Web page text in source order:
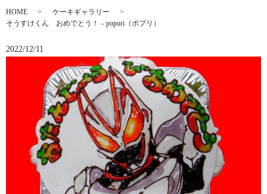
HOME
ケーキギャラリー
そうすけくん おめでとう！ – popuri（ポプリ）
2022/12/11